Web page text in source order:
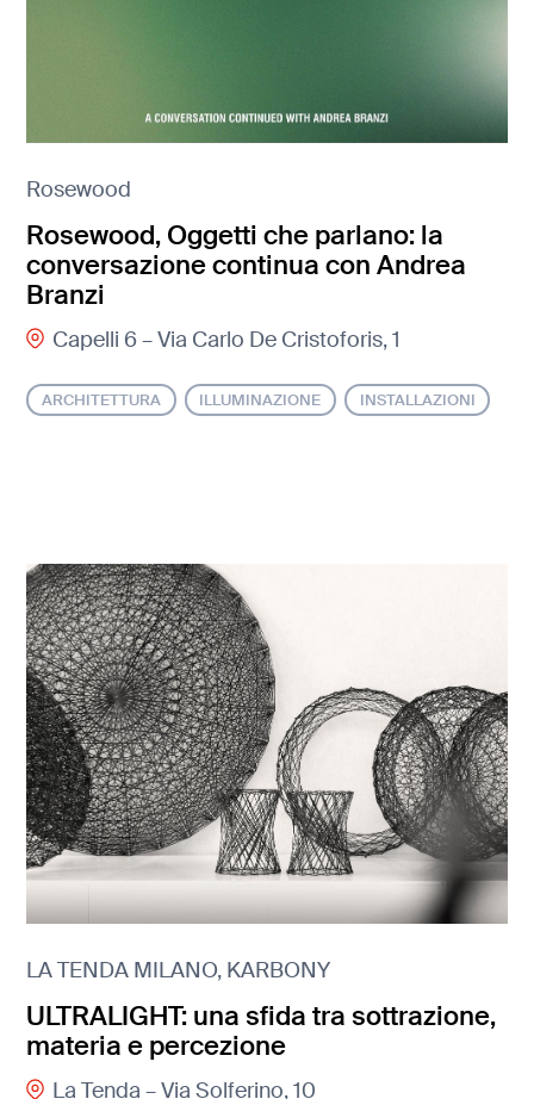
Rosewood
Rosewood, Oggetti che parlano: la
conversazione continua con Andrea
Branzi
Capelli 6 – Via Carlo De Cristoforis, 1
ARCHITETTURA ILLUMINAZIONE INSTALLAZIONI
LA TENDA MILANO, KARBONY
ULTRALIGHT: una sfida tra sottrazione,
materia e percezione
La Tenda – Via Solferino, 10